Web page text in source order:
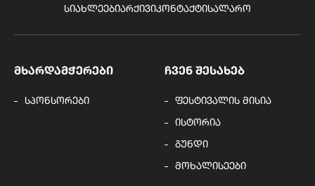
ᲡᲘᲐᲮᲚᲔᲔᲑᲘᲐᲠᲥᲘᲕᲘᲙᲝᲜᲢᲐᲥᲢᲘᲡᲐᲚᲐᲠᲝ
ᲛᲮᲐᲠᲓᲐᲛᲭᲔᲠᲔᲑᲘ
სპონსორები
ᲩᲕᲔᲜ ᲨᲔᲡᲐᲮᲔᲑ
ფესტივალის მისია
ისტორია
გუნდი
მოხალისეები